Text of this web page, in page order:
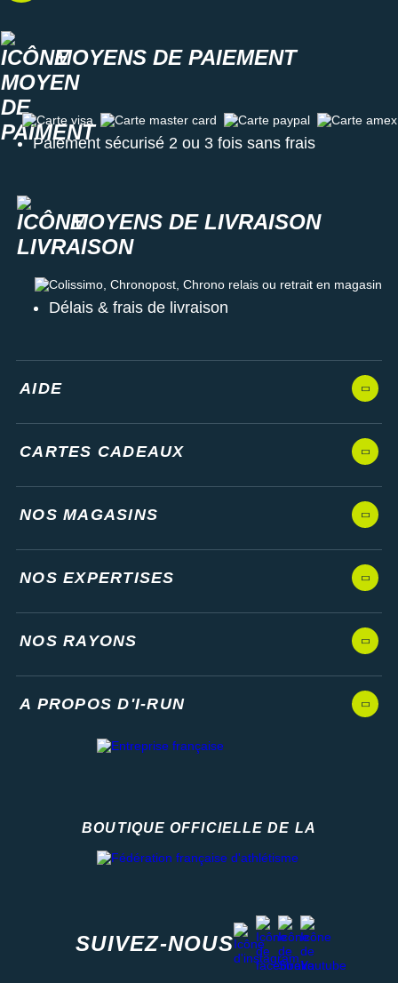
MOYENS DE PAIEMENT
Carte visa Carte master card Carte paypal Carte amex
Paiement sécurisé 2 ou 3 fois sans frais
MOYENS DE LIVRAISON
Colissimo, Chronopost, Chrono relais ou retrait en magasin
Délais & frais de livraison
AIDE
CARTES CADEAUX
NOS MAGASINS
NOS EXPERTISES
NOS RAYONS
A PROPOS D'I-RUN
BOUTIQUE OFFICIELLE DE LA
SUIVEZ-NOUS
instagram
facebook
stravayoutube